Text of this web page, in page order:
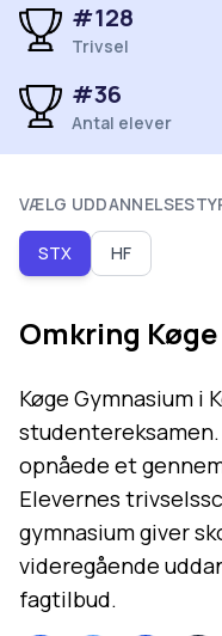
#128
Trivsel
#36
Antal elever
VÆLG
STX HF
Omkring
Køge Gymnasium i
studentereksamen.
opnåede et
Elevernes
gymnasium giver
videregående
fagtilbud.